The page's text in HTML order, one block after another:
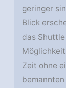
geringer
Blick
das
Möglichkeit
Zeit ohne